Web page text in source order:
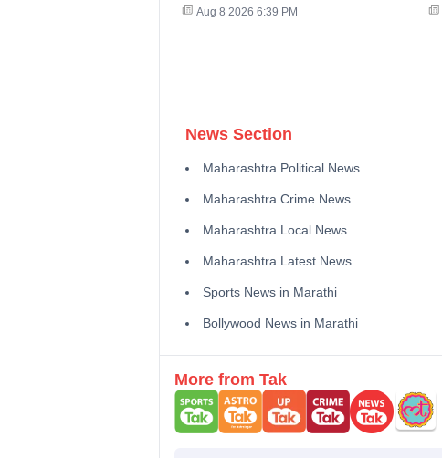
Aug 8 2026 6:39 PM
News Section
Maharashtra Political News
Maharashtra Crime News
Maharashtra Local News
Maharashtra Latest News
Sports News in Marathi
Bollywood News in Marathi
More from Tak